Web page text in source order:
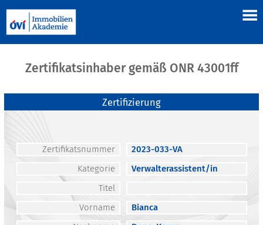
Zertifikatsinhaber gemäß ONR 43001ff
Zertifizierung
Zertifikatsnummer
2023-033-VA
Kategorie
Verwalterassistent/in
Titel
Vorname
Bianca